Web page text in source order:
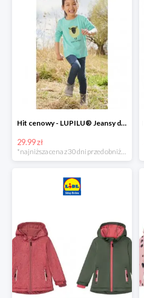
Hit cenowy - LUPILU® Jeansy dziewczęce slim fit
29.99 zł